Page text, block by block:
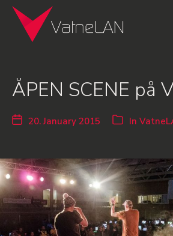
ÅPEN SCENE på
20. January 2015 In